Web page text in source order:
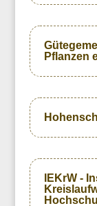
Pflanzen
IEKrW -